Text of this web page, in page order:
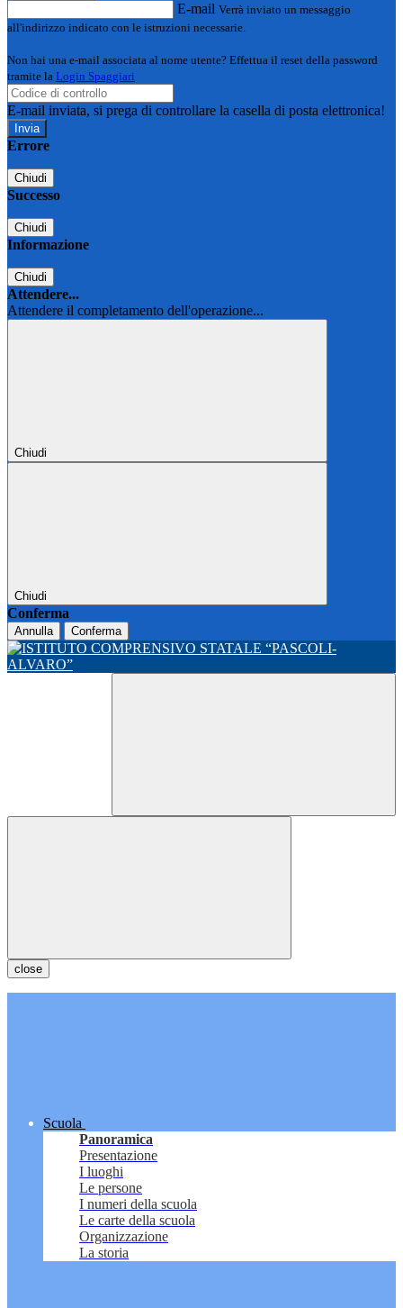
E-mail Verrà inviato un messaggio
all'indirizzo indicato con le istruzioni necessarie.
Non hai una e-mail associata al nome utente? Effettua il reset della password
tramite la Login Spaggiari
E-mail inviata, si prega di controllare la casella di posta elettronica!
Errore
Chiudi
Successo
Chiudi
Informazione
Chiudi
Attendere...
Attendere il completamento dell'operazione...
Chiudi
Chiudi
Conferma
Annulla Conferma
close
Scuola
Panoramica
Presentazione
I luoghi
Le persone
I numeri della scuola
Le carte della scuola
Organizzazione
La storia